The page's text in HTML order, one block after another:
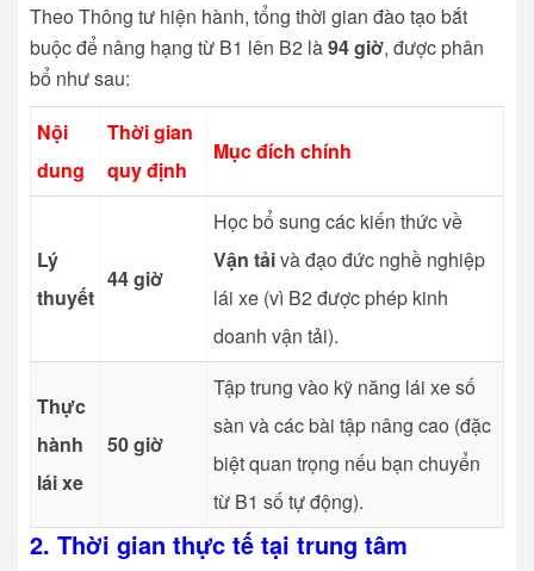
Theo Thông tư hiện hành, tổng thời gian đào tạo bắt
buộc để nâng hạng từ B1 lên B2 là94 giờ, được phân
bổ như sau:
Nội
dung
Thời gian
quy định
Mục đích chính
Lý
thuyết
44 giờ
Học bổ sung các kiến thức về
Vận tảivà đạo đức nghề nghiệp
lái xe (vì B2 được phép kinh
doanh vận tải).
Thực
hành
lái xe
50 giờ
Tập trung vào kỹ năng lái xe số
sàn và các bài tập nâng cao (đặc
biệt quan trọng nếu bạn chuyển
từ B1 số tự động).
2. Thời gian thực tế tại trung tâm